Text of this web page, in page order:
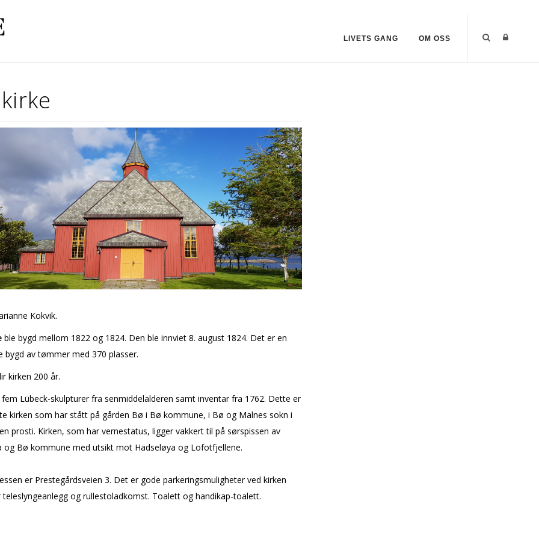
LIVETS GANG OM OSS
Kokvik.
ble bygd mellom 1822 og 1824. Den ble innviet 8. august 1824. Det er en
bygd av tømmer med 370 plasser.
kirken 200 år.
Lübeck-skulpturer fra senmiddelalderen samt inventar fra 1762. Dette er
kirken som har stått på gården Bø i Bø kommune, i Bø og Malnes sokn i
prosti. Kirken, som har vernestatus, ligger vakkert til på sørspissen av
og Bø kommune med utsikt mot Hadseløya og Lofotfjellene.
er Prestegårdsveien 3. Det er gode parkeringsmuligheter ved kirken
og rullestoladkomst. Toalett og handikap-toalett.